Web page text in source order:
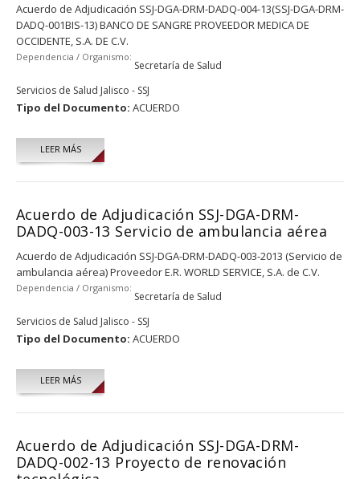
Acuerdo de Adjudicación SSJ-DGA-DRM-DADQ-004-13(SSJ-DGA-DRM-
DADQ-001BIS-13) BANCO DE SANGRE PROVEEDOR MEDICA DE
OCCIDENTE, S.A. DE C.V.
Dependencia / Organismo:
Secretaría de Salud
Servicios de Salud Jalisco - SSJ
Tipo del Documento: ACUERDO
LEER MÁS
Acuerdo de Adjudicación SSJ-DGA-DRM-
DADQ-003-13 Servicio de ambulancia aérea
Acuerdo de Adjudicación SSJ-DGA-DRM-DADQ-003-2013 (Servicio de
ambulancia aérea) Proveedor E.R. WORLD SERVICE, S.A. de C.V.
Dependencia / Organismo:
Secretaría de Salud
Servicios de Salud Jalisco - SSJ
Tipo del Documento: ACUERDO
LEER MÁS
Acuerdo de Adjudicación SSJ-DGA-DRM-
DADQ-002-13 Proyecto de renovación